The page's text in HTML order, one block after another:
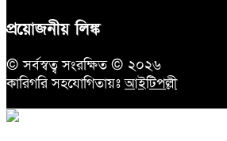
প্রয়োজনীয় লিঙ্ক
© সর্বস্বত্ব সংরক্ষিত © ২০২৬
কারিগরি সহযোগিতায়ঃআইটিপল্লী